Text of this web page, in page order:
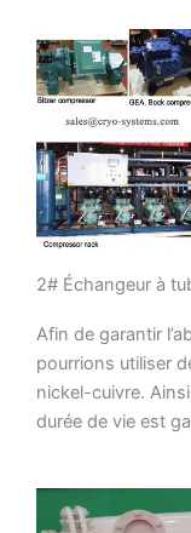
2# Échangeur à
Afin de garantir
pourrions utiliser
nickel-cuivre.
durée de vie est